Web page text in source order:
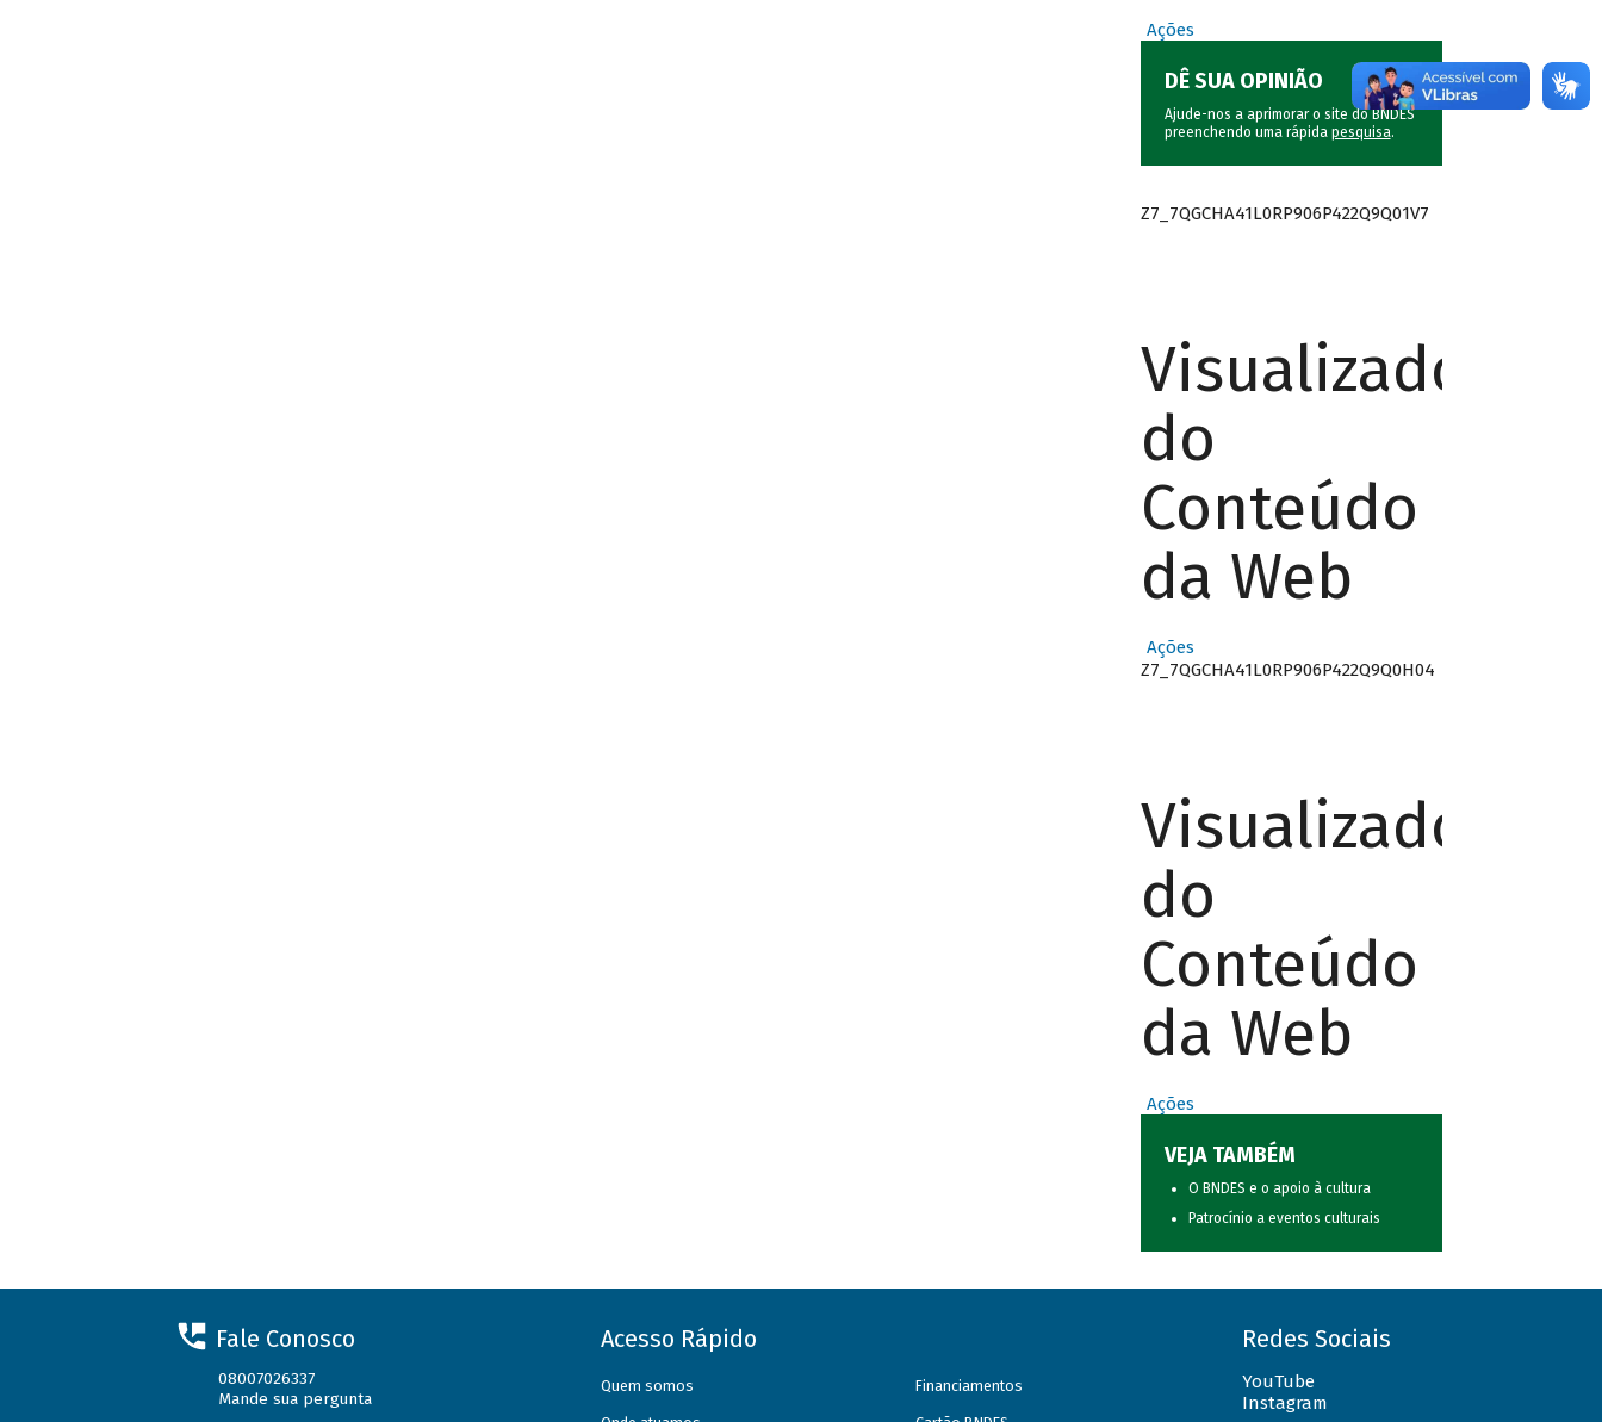
Ações
DÊ SUA OPINIÃO
Ajude-nos a aprimorar o site do BNDES
preenchendo uma rápida pesquisa.
Z7_7QGCHA41L0RP906P422Q9Q01V7
Visualizador
do
Conteúdo
da Web
Ações
Z7_7QGCHA41L0RP906P422Q9Q0H04
Visualizador
do
Conteúdo
da Web
Ações
VEJA TAMBÉM
O BNDES e o apoio à cultura
Patrocínio a eventos culturais
Fale Conosco
08007026337
Mande sua pergunta
Acesso Rápido
Quem somos Financiamentos
Redes Sociais
YouTube
Instagram